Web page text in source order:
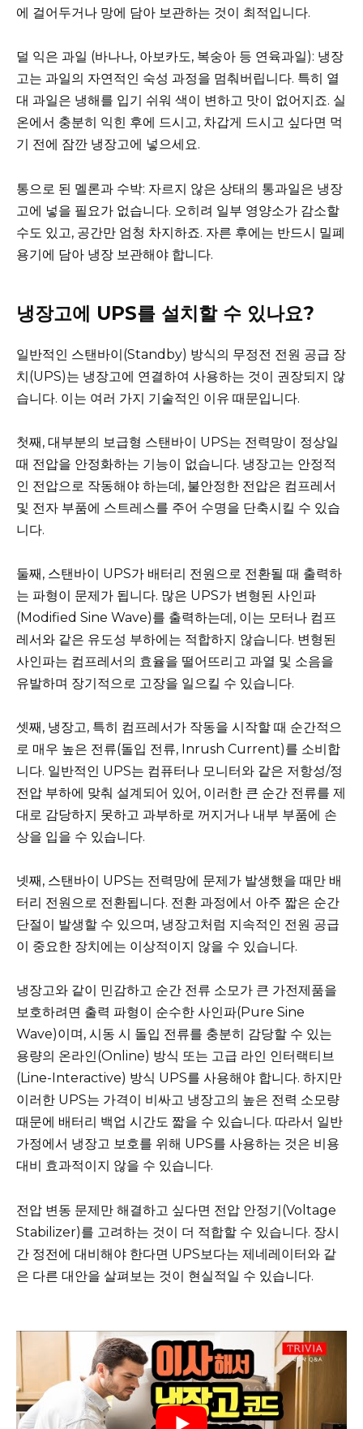
에 걸어두거나 망에 담아 보관하는 것이 최적입니다.
덜 익은 과일 (바나나, 아보카도, 복숭아 등 연육과일): 냉장
고는 과일의 자연적인 숙성 과정을 멈춰버립니다. 특히 열
대 과일은 냉해를 입기 쉬워 색이 변하고 맛이 없어지죠. 실
온에서 충분히 익힌 후에 드시고, 차갑게 드시고 싶다면 먹
기 전에 잠깐 냉장고에 넣으세요.
통으로 된 멜론과 수박: 자르지 않은 상태의 통과일은 냉장
고에 넣을 필요가 없습니다. 오히려 일부 영양소가 감소할
수도 있고, 공간만 엄청 차지하죠. 자른 후에는 반드시 밀폐
용기에 담아 냉장 보관해야 합니다.
냉장고에 UPS를 설치할 수 있나요?
일반적인 스탠바이(Standby) 방식의 무정전 전원 공급 장
치(UPS)는 냉장고에 연결하여 사용하는 것이 권장되지 않
습니다. 이는 여러 가지 기술적인 이유 때문입니다.
첫째, 대부분의 보급형 스탠바이 UPS는 전력망이 정상일
때 전압을 안정화하는 기능이 없습니다. 냉장고는 안정적
인 전압으로 작동해야 하는데, 불안정한 전압은 컴프레서
및 전자 부품에 스트레스를 주어 수명을 단축시킬 수 있습
니다.
둘째, 스탠바이 UPS가 배터리 전원으로 전환될 때 출력하
는 파형이 문제가 됩니다. 많은 UPS가 변형된 사인파
(Modified Sine Wave)를 출력하는데, 이는 모터나 컴프
레서와 같은 유도성 부하에는 적합하지 않습니다. 변형된
사인파는 컴프레서의 효율을 떨어뜨리고 과열 및 소음을
유발하며 장기적으로 고장을 일으킬 수 있습니다.
셋째, 냉장고, 특히 컴프레서가 작동을 시작할 때 순간적으
로 매우 높은 전류(돌입 전류, Inrush Current)를 소비합
니다. 일반적인 UPS는 컴퓨터나 모니터와 같은 저항성/정
전압 부하에 맞춰 설계되어 있어, 이러한 큰 순간 전류를 제
대로 감당하지 못하고 과부하로 꺼지거나 내부 부품에 손
상을 입을 수 있습니다.
넷째, 스탠바이 UPS는 전력망에 문제가 발생했을 때만 배
터리 전원으로 전환됩니다. 전환 과정에서 아주 짧은 순간
단절이 발생할 수 있으며, 냉장고처럼 지속적인 전원 공급
이 중요한 장치에는 이상적이지 않을 수 있습니다.
냉장고와 같이 민감하고 순간 전류 소모가 큰 가전제품을
보호하려면 출력 파형이 순수한 사인파(Pure Sine
Wave)이며, 시동 시 돌입 전류를 충분히 감당할 수 있는
용량의 온라인(Online) 방식 또는 고급 라인 인터랙티브
(Line-Interactive) 방식 UPS를 사용해야 합니다. 하지만
이러한 UPS는 가격이 비싸고 냉장고의 높은 전력 소모량
때문에 배터리 백업 시간도 짧을 수 있습니다. 따라서 일반
가정에서 냉장고 보호를 위해 UPS를 사용하는 것은 비용
대비 효과적이지 않을 수 있습니다.
전압 변동 문제만 해결하고 싶다면 전압 안정기(Voltage
Stabilizer)를 고려하는 것이 더 적합할 수 있습니다. 장시
간 정전에 대비해야 한다면 UPS보다는 제네레이터와 같
은 다른 대안을 살펴보는 것이 현실적일 수 있습니다.